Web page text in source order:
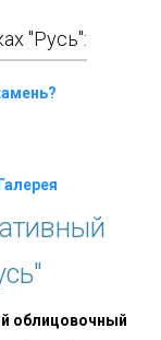
"Русь":
Галерея
облицовочный